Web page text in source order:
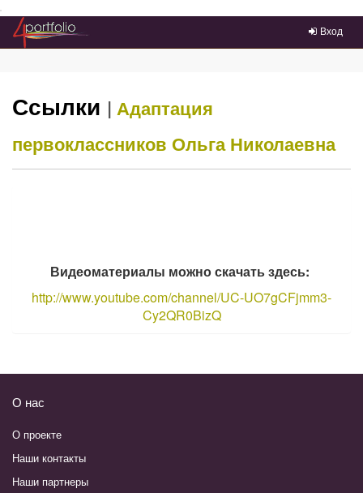
Преейти на главное меню
Вход
Ссылки | Адаптация
первоклассников Ольга Николаевна
Видеоматериалы можно скачать здесь:
http://www.youtube.com/channel/UC-UO7gCFjmm3-
Cy2QR0BizQ
О нас
О проекте
Наши контакты
Наши партнеры